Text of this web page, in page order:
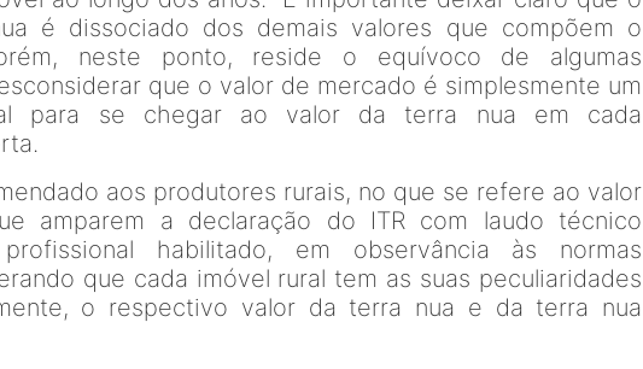
é dissociado dos demais valores que compõem o
neste ponto, reside o equívoco de algumas
que o valor de mercado é simplesmente um
para se chegar ao valor da terra nua em cada
aos produtores rurais, no que se refere ao valor
amparem a declaração do ITR com laudo técnico
habilitado, em observância às normas
que cada imóvel rural tem as suas peculiaridades
o respectivo valor da terra nua e da terra nua